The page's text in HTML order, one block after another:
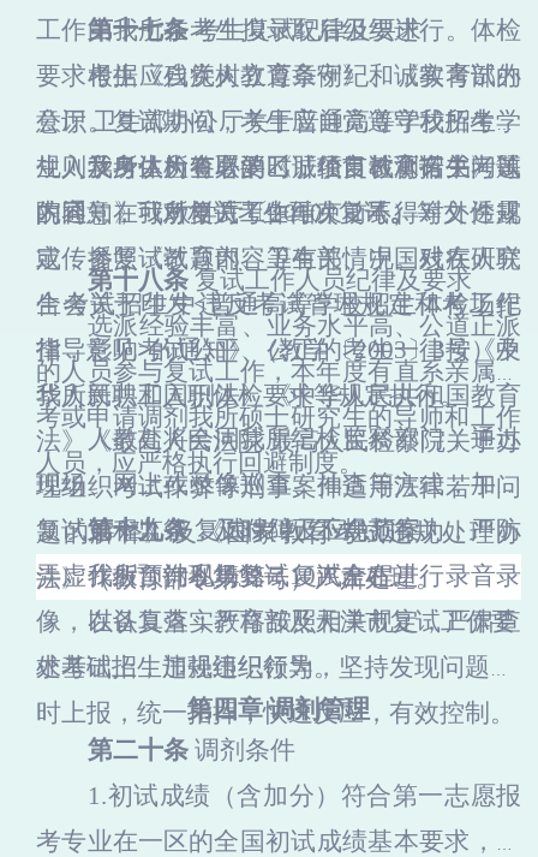
工作由我所在考生拟录取后组织进行。体检
要求根据《残疾人教育条例》和《教育部办
公厅 卫生部办公厅关于普通高等学校招生学
生入学身体检查取消乙肝项目检测有关问题
的通知》（教学厅〔2010〕2号）等文件规
定，参照《教育部、卫生部、中国残疾人联
合会关于印发<普通高等学校招生体检工作
指导意见>的通知》（教学〔2003〕3号）及
我所新职工入职体检要求等规定执行。
第十七条 考生复试纪律及要求
考生应自觉树立遵章守纪、诚实考试的
意识。复试期间，考生应自觉遵守我所考场
规则及考生所签署的《诚信复试承诺书》等
内容，在我所复试工作结束前不得对外透露
或传播复试试题内容等有关情况。对在研究
生考试招生中违反考试管理规定和考场纪
律，影响考试公平、公正的考生一律按《中
华人民共和国刑法》《中华人民共和国教育
法》《最高人民法院 最高人民检察院关于办
理组织考试作弊等刑事案件适用法律若干问
题的解释》及《国家教育考试违规处理办
法》（教育部令第33号）严肃处理。
我所认为有必要时，经市教育招生考试
院同意，可对相关考生再次复试。
第十八条 复试工作人员纪律及要求
选派经验丰富、业务水平高、公道正派
的人员参与复试工作 ，本年度有直系亲属报
考或申请调剂我所硕士研究生的导师和工作
人员，应严格执行回避制度。
人教处将会同我所纪检监察部门，通过
现场、网上或录像巡查、抽查等方式，加强
复试过程监管，及时纠正不规范行为，严防
弄虚作假、徇私舞弊；复试全程进行录音录
像，以备复查；严格按照相关规定，严肃查
处考试招生违规违纪行为。
第十九条 复试保障及应急预案
我所预计现场复试10人左右。
在认真落实教育部及天津市复试工作要
求基础上，加强组织领导，坚持发现问题即
时上报，统一指挥，快速反应，有效控制。
第四章 调剂管理
第二十条 调剂条件
1.初试成绩（含加分）符合第一志愿报
考专业在一区的全国初试成绩基本要求，并